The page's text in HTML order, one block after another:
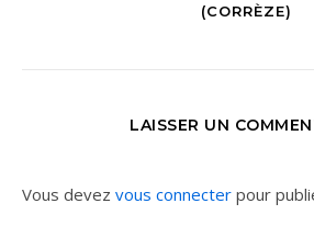
(CORRÈZE)
LAISSER UN
Vous devez vous connecter pour